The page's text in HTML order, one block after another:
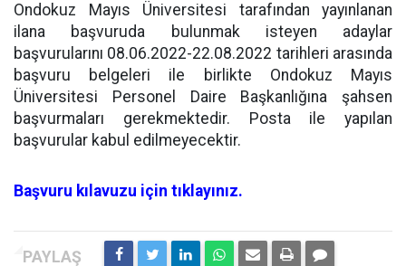
Ondokuz Mayıs Üniversitesi tarafından yayınlanan
ilana başvuruda bulunmak isteyen adaylar
başvurularını 08.06.2022-22.08.2022 tarihleri arasında
başvuru belgeleri ile birlikte Ondokuz Mayıs
Üniversitesi Personel Daire Başkanlığına şahsen
başvurmaları gerekmektedir. Posta ile yapılan
başvurular kabul edilmeyecektir.
Başvuru kılavuzu için tıklayınız.